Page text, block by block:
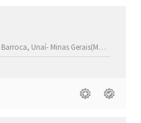
Barroca, Unaí- Minas Gerais(MG)